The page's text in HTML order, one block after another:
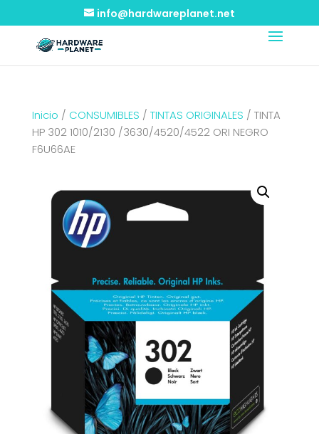
info@hardwareplanet.net
Inicio / CONSUMIBLES / TINTAS ORIGINALES / TINTA
HP 302 1010/2130 /3630/4520/4522 ORI NEGRO
F6U66AE